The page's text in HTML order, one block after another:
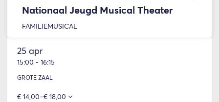
Nationaal Jeugd Musical Theater
FAMILIEMUSICAL
25 apr
15:00 - 16:15
GROTE ZAAL
€ 14,00–€ 18,00